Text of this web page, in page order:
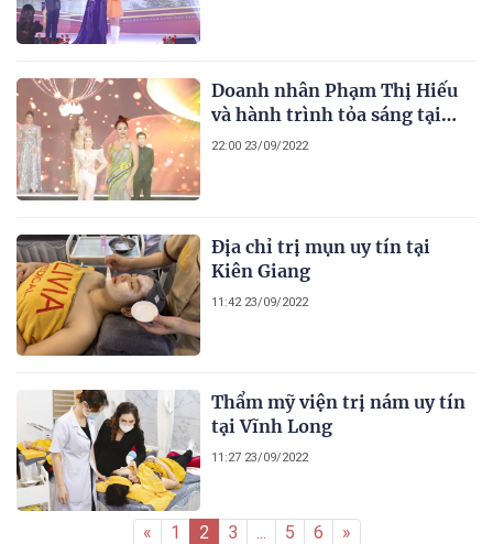
Doanh nhân Phạm Thị Hiếu
và hành trình tỏa sáng tại
chung kết Hoa hậu Thương
22:00 23/09/2022
Địa chỉ trị mụn uy tín tại
Kiên Giang
11:42 23/09/2022
Thẩm mỹ viện trị nám uy tín
tại Vĩnh Long
11:27 23/09/2022
« 1 2 3 ... 5 6 »